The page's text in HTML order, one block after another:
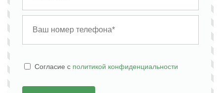
Cогласие с политикой конфиденциальности